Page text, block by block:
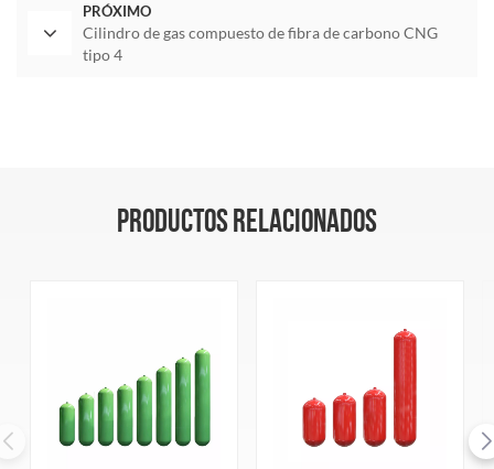
PRÓXIMO
Cilindro de gas compuesto de fibra de carbono CNG
tipo 4
PRODUCTOS RELACIONADOS